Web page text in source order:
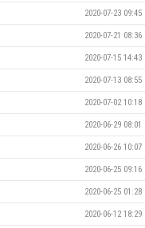
2020-07-23 09:45
2020-07-21 08:36
2020-07-15 14:43
2020-07-13 08:55
2020-07-02 10:18
2020-06-29 08:01
2020-06-26 10:07
2020-06-25 09:16
2020-06-25 01:28
2020-06-12 18:29